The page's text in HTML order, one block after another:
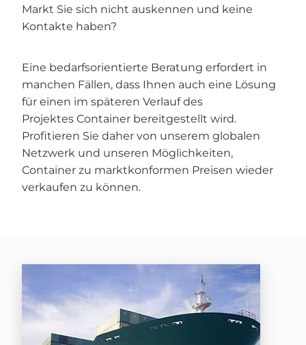
Markt Sie sich nicht auskennen und keine
Kontakte haben?
Eine bedarfsorientierte Beratung erfordert in
manchen Fällen, dass Ihnen auch eine Lösung
für einen im späteren Verlauf des
Projektes Container bereitgestellt wird.
Profitieren Sie daher von unserem globalen
Netzwerk und unseren Möglichkeiten,
Container zu marktkonformen Preisen wieder
verkaufen zu können.